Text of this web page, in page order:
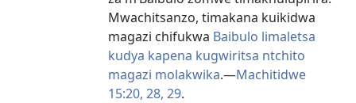
Mwachitsanzo, timakana kuikidwa
magazi chifukwa Baibulo limaletsa
kudya kapena kugwiritsa ntchito
magazi molakwika.—Machitidwe
15:20, 28, 29.